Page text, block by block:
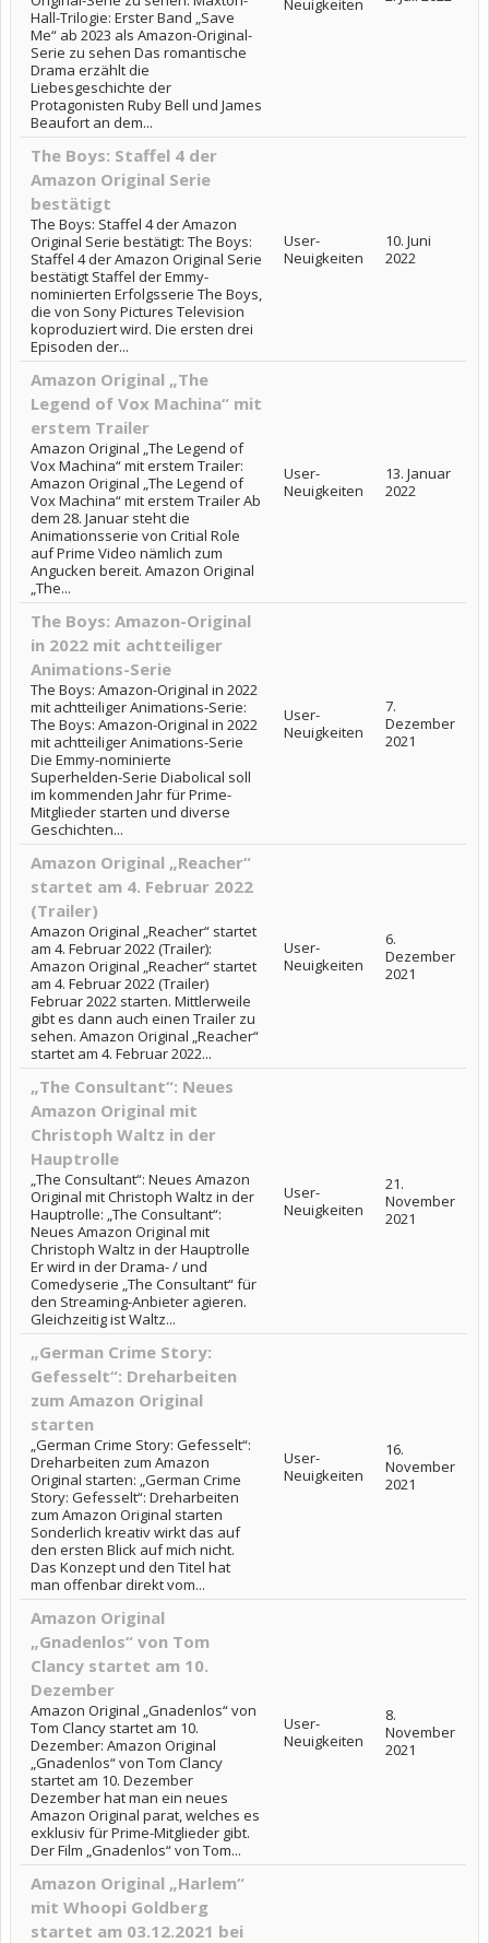
Hall-Trilogie: Erster Band „Save
Me“ ab 2023 als Amazon-Original-
Serie zu sehen Das romantische
Drama erzählt die
Liebesgeschichte der
Protagonisten Ruby Bell und James
Beaufort an dem...
Neuigkeiten
The Boys: Staffel 4 der
Amazon Original Serie
bestätigt
The Boys: Staffel 4 der Amazon
Original Serie bestätigt: The Boys:
Staffel 4 der Amazon Original Serie
bestätigt Staffel der Emmy-
nominierten Erfolgsserie The Boys,
die von Sony Pictures Television
koproduziert wird. Die ersten drei
Episoden der...
User-
Neuigkeiten
10. Juni
2022
Amazon Original „The
Legend of Vox Machina“ mit
erstem Trailer
Amazon Original „The Legend of
Vox Machina“ mit erstem Trailer:
Amazon Original „The Legend of
Vox Machina“ mit erstem Trailer Ab
dem 28. Januar steht die
Animationsserie von Critial Role
auf Prime Video nämlich zum
Angucken bereit. Amazon Original
„The...
User-
Neuigkeiten
13. Januar
2022
The Boys: Amazon-Original
in 2022 mit achtteiliger
Animations-Serie
The Boys: Amazon-Original in 2022
mit achtteiliger Animations-Serie:
The Boys: Amazon-Original in 2022
mit achtteiliger Animations-Serie
Die Emmy-nominierte
Superhelden-Serie Diabolical soll
im kommenden Jahr für Prime-
Mitglieder starten und diverse
Geschichten...
User-
Neuigkeiten
7.
Dezember
2021
Amazon Original „Reacher“
startet am 4. Februar 2022
(Trailer)
Amazon Original „Reacher“ startet
am 4. Februar 2022 (Trailer):
Amazon Original „Reacher“ startet
am 4. Februar 2022 (Trailer)
Februar 2022 starten. Mittlerweile
gibt es dann auch einen Trailer zu
sehen. Amazon Original „Reacher“
startet am 4. Februar 2022...
User-
Neuigkeiten
6.
Dezember
2021
„The Consultant“: Neues
Amazon Original mit
Christoph Waltz in der
Hauptrolle
„The Consultant“: Neues Amazon
Original mit Christoph Waltz in der
Hauptrolle: „The Consultant“:
Neues Amazon Original mit
Christoph Waltz in der Hauptrolle
Er wird in der Drama- / und
Comedyserie „The Consultant“ für
den Streaming-Anbieter agieren.
Gleichzeitig ist Waltz...
User-
Neuigkeiten
21.
November
2021
„German Crime Story:
Gefesselt“: Dreharbeiten
zum Amazon Original
starten
„German Crime Story: Gefesselt“:
Dreharbeiten zum Amazon
Original starten: „German Crime
Story: Gefesselt“: Dreharbeiten
zum Amazon Original starten
Sonderlich kreativ wirkt das auf
den ersten Blick auf mich nicht.
Das Konzept und den Titel hat
man offenbar direkt vom...
User-
Neuigkeiten
16.
November
2021
Amazon Original
„Gnadenlos“ von Tom
Clancy startet am 10.
Dezember
Amazon Original „Gnadenlos“ von
Tom Clancy startet am 10.
Dezember: Amazon Original
„Gnadenlos“ von Tom Clancy
startet am 10. Dezember
Dezember hat man ein neues
Amazon Original parat, welches es
exklusiv für Prime-Mitglieder gibt.
Der Film „Gnadenlos“ von Tom...
User-
Neuigkeiten
8.
November
2021
Amazon Original „Harlem“
mit Whoopi Goldberg
startet am 03.12.2021 bei